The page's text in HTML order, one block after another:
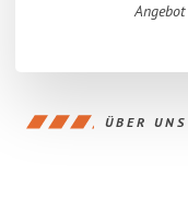
Angebot
ÜBER UNS